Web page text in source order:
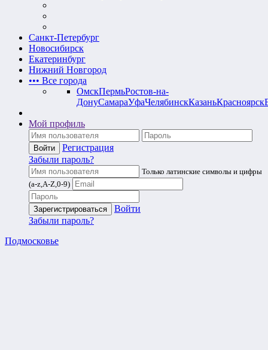
Санкт-Петербург
Новосибирск
Екатеринбург
Нижний Новгород
••• Все города
ОмскПермьРостов-на-
ДонуСамараУфаЧелябинскКазаньКрасноярск
Мой профиль
Регистрация
Забыли пароль?
Только латинские символы и цифры
(a-z,A-Z,0-9)
Войти
Забыли пароль?
Подмосковье